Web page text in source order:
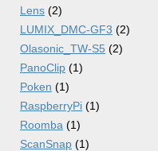
Lens (2)
LUMIX_DMC-GF3 (2)
Olasonic_TW-S5 (2)
PanoClip (1)
Poken (1)
RaspberryPi (1)
Roomba (1)
ScanSnap (1)